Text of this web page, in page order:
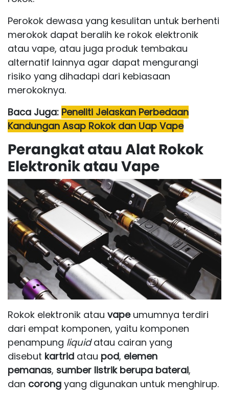
Perokok dewasa yang kesulitan untuk berhenti
merokok dapat beralih ke rokok elektronik
atau vape, atau juga produk tembakau
alternatif lainnya agar dapat mengurangi
risiko yang dihadapi dari kebiasaan
merokoknya.
Baca Juga: Peneliti Jelaskan Perbedaan
Kandungan Asap Rokok dan Uap Vape
Perangkat atau Alat Rokok
Elektronik atau Vape
Rokok elektronik atau vapeumumnya terdiri
dari empat komponen, yaitu komponen
penampung liquidatau cairan yang
disebut kartrid atau pod, elemen
pemanas, sumber listrik berupa baterai,
dan corong yang digunakan untuk menghirup.